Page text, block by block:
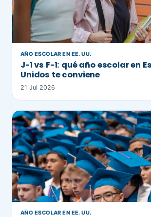
AÑO ESCOLAR EN EE. UU.
J-1 vs F-1: qué año escolar en
Unidos te conviene
21 Jul 2026
AÑO ESCOLAR EN EE. UU.